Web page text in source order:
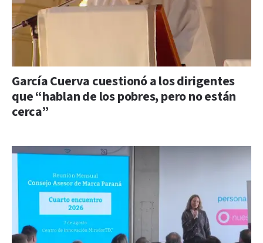
García Cuerva cuestionó a los dirigentes
que “hablan de los pobres, pero no están
cerca”